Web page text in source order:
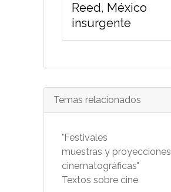
Reed, México
insurgente
Temas relacionados
"Festivales
muestras y proyecciones
cinematográficas"
Textos sobre cine